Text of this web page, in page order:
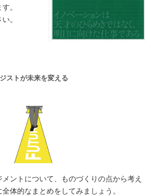
。
。
ストが未来を変える
メントについて、ものづくりの点から考え
体的なまとめをしてみましょう。